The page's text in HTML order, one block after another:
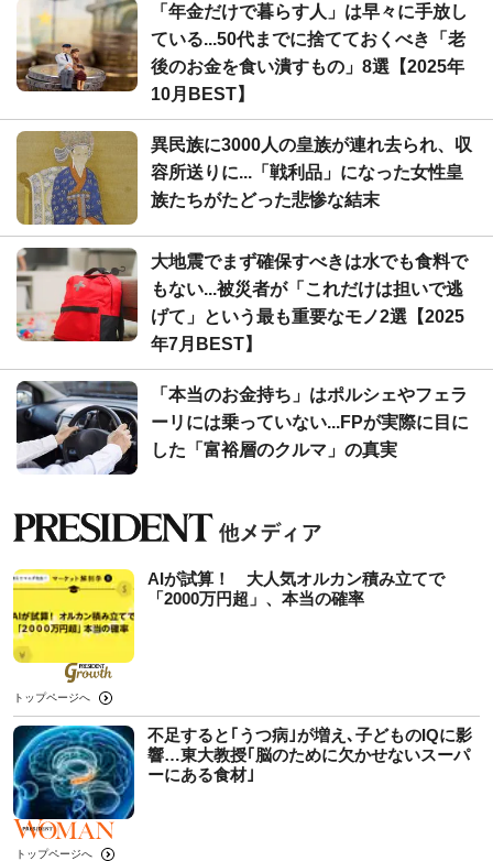
「年金だけで暮らす人」は早々に手放し
ている...50代までに捨てておくべき「老
後のお金を食い潰すもの」8選【2025年
10月BEST】
異民族に3000人の皇族が連れ去られ、収
容所送りに...「戦利品」になった女性皇
族たちがたどった悲惨な結末
大地震でまず確保すべきは水でも食料で
もない...被災者が「これだけは担いで逃
げて」という最も重要なモノ2選【2025
年7月BEST】
「本当のお金持ち」はポルシェやフェラ
ーリには乗っていない...FPが実際に目に
した「富裕層のクルマ」の真実
AIが試算！ 大人気オルカン積み立てで
「2000万円超」、本当の確率
トップページへ
不足すると｢うつ病｣が増え､子どものIQに影
響…東大教授｢脳のために欠かせないスーパ
ーにある食材｣
トップページへ